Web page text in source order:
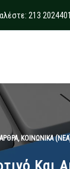
213 2024401
, ΚΟΙΝΩΝΙΚΆ